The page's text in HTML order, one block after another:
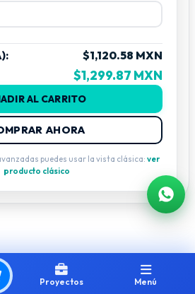
Proyectos Menú
$1,120.58 MXN
$1,299.87 MXN
AL CARRITO
AHORA
puedes usar la vista clásica: ver
producto clásico